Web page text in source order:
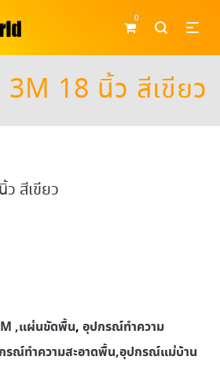
0
18 นิ้ว สีเขียว
สีเขียว
,แผ่นขัดพื้น, อุปกรณ์ทําความ
รณ์ทําความสะอาดพื้น,อุปกรณ์แม่บ้าน